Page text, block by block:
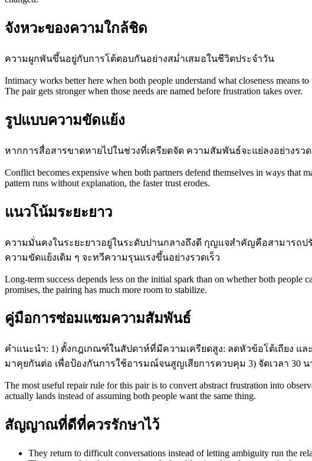
จังหวะของความใกล้ชิด
ความผูกพันขึ้นอยู่กับการโต้ตอบกันอย่างสม่ำเสมอในชีวิตประจำวัน
Intimacy works better here when both people understand what closeness means
The pair gets stronger when those needs are named before frustration takes over.
รูปแบบความขัดแย้ง
หากการสื่อสารขาดหายไปในช่วงที่เครียดจัด ความสัมพันธ์จะแย่ลงอย่างรวด
Conflict becomes expensive when both partners defend themselves in ways that
pattern runs without explanation, the faster trust erodes.
แนวโน้มระยะยาว
ความมั่นคงในระยะยาวอยู่ในระดับปานกลางถึงดี กุญแจสำคัญคือสามารถป
ความขัดแย้งเดิม ๆ จะทวีความรุนแรงขึ้นอย่างรวดเร็ว
Long-term success depends less on the initial spark than on whether both
promises, the pairing has much more room to stabilize.
คู่มือการซ่อมแซมความสัมพันธ์
คำแนะนำ: 1) ตั้งกฎเกณฑ์ในสัปดาห์ที่มีความเครียดสูง: ลดหัวข้อโต้เถียง แ
มาคุยกันต่อ เพื่อป้องกันการใช้อารมณ์จนสูญเสียการควบคุม 3) จัดเวลา 30
The most useful repair rule for this pair is to convert abstract frustration into
actually lands instead of assuming both people want the same thing.
สัญญาณที่ดีที่ควรรักษาไว้
They return to difficult conversations instead of letting ambiguity run the